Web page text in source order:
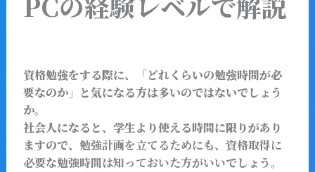
資格勉強をする際に、「どれくらいの勉強時間が必
要なのか」と気になる方は多いのではないでしょう
か。
社会人になると、学生より使える時間に限りがあり
ますので、 勉強計画を立てるためにも、資格取得に
必要な勉強時間は知っておいた方がいいでしょう。